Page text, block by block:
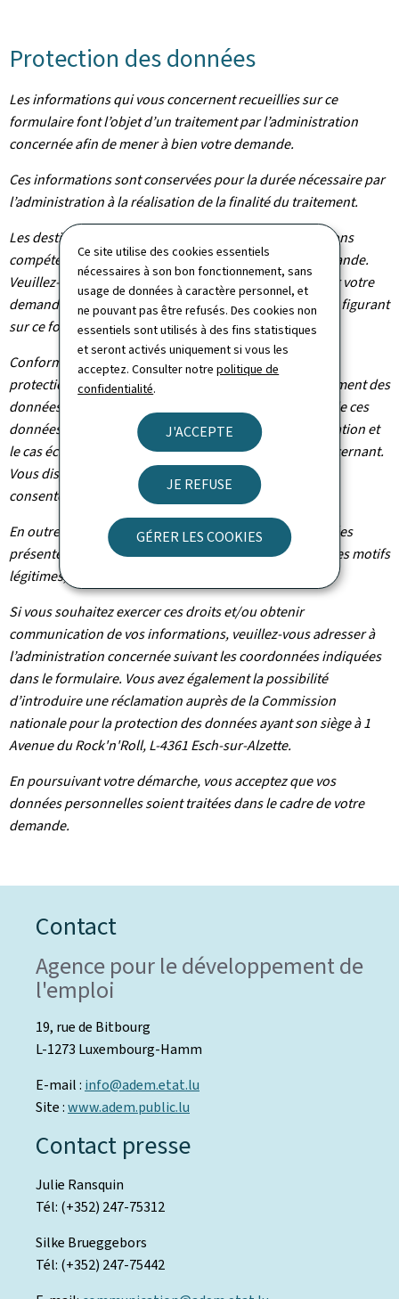
Ce site utilise des cookies essentiels
nécessaires à son bon fonctionnement, sans
usage de données à caractère personnel, et
ne pouvant pas être refusés. Des cookies non
essentiels sont utilisés à des fins statistiques
et seront activés uniquement si vous les
acceptez. Consulter notrepolitique de
confidentialité.
J'ACCEPTE
JE REFUSE
GÉRER LES COOKIES
Protection des données
Les informations qui vous concernent recueillies sur ce
formulaire font l’objet d’un traitement par l’administration
concernée afin de mener à bien votre demande.
Ces informations sont conservées pour la durée nécessaire par
l’administration à la réalisation de la finalité du traitement.
Les destinataires de vos données sont les administrations
compétentes dans le cadre du traitement de votre demande.
Veuillez-vous adresser à l’administration concernée par votre
demande pour connaître les destinataires des données figurant
sur ce formulaire.
Conformément au règlement (UE) 2016/679 relatif à la
protection des personnes physiques à l'égard du traitement des
données à caractère personnel et à la libre circulation de ces
données, vous bénéficiez d’un droit d’accès, de rectification et
le cas échéant d’effacement des informations vous concernant.
Vous disposez également du droit de retirer votre
consentement à tout moment.
En outre et excepté le cas où le traitement de vos données
présente un caractère obligatoire, vous pouvez, pour des motifs
légitimes, vous y opposer.
Si vous souhaitez exercer ces droits et/ou obtenir
communication de vos informations, veuillez-vous adresser à
l’administration concernée suivant les coordonnées indiquées
dans le formulaire. Vous avez également la possibilité
d’introduire une réclamation auprès de la Commission
nationale pour la protection des données ayant son siège à 1
Avenue du Rock'n'Roll, L-4361 Esch-sur-Alzette.
En poursuivant votre démarche, vous acceptez que vos
données personnelles soient traitées dans le cadre de votre
demande.
Contact
Agence pour le développement de
l'emploi
19, rue de Bitbourg
L-1273 Luxembourg-Hamm
E-mail : info@adem.etat.lu
Site :www.adem.public.lu
Contact presse
Julie Ransquin
Tél: (+352) 247-75312
Silke Brueggebors
Tél: (+352) 247-75442